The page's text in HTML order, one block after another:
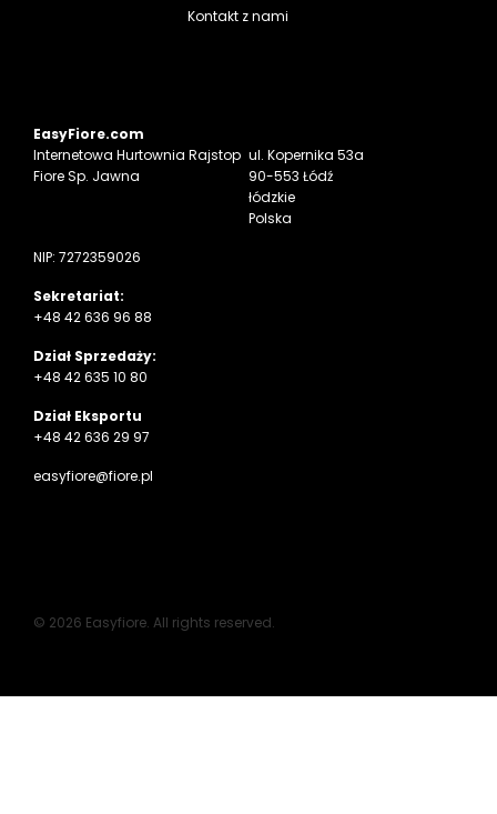
Kontakt z nami
EasyFiore.com
Internetowa Hurtownia Rajstop
Fiore Sp. Jawna
ul. Kopernika 53a
90-553 Łódź
łódzkie
Polska
NIP: 7272359026
Sekretariat:
+48 42 636 96 88
Dział Sprzedaży:
+48 42 635 10 80
Dział Eksportu
+48 42 636 29 97
easyfiore@fiore.pl
© 2026 Easyfiore. All rights reserved.